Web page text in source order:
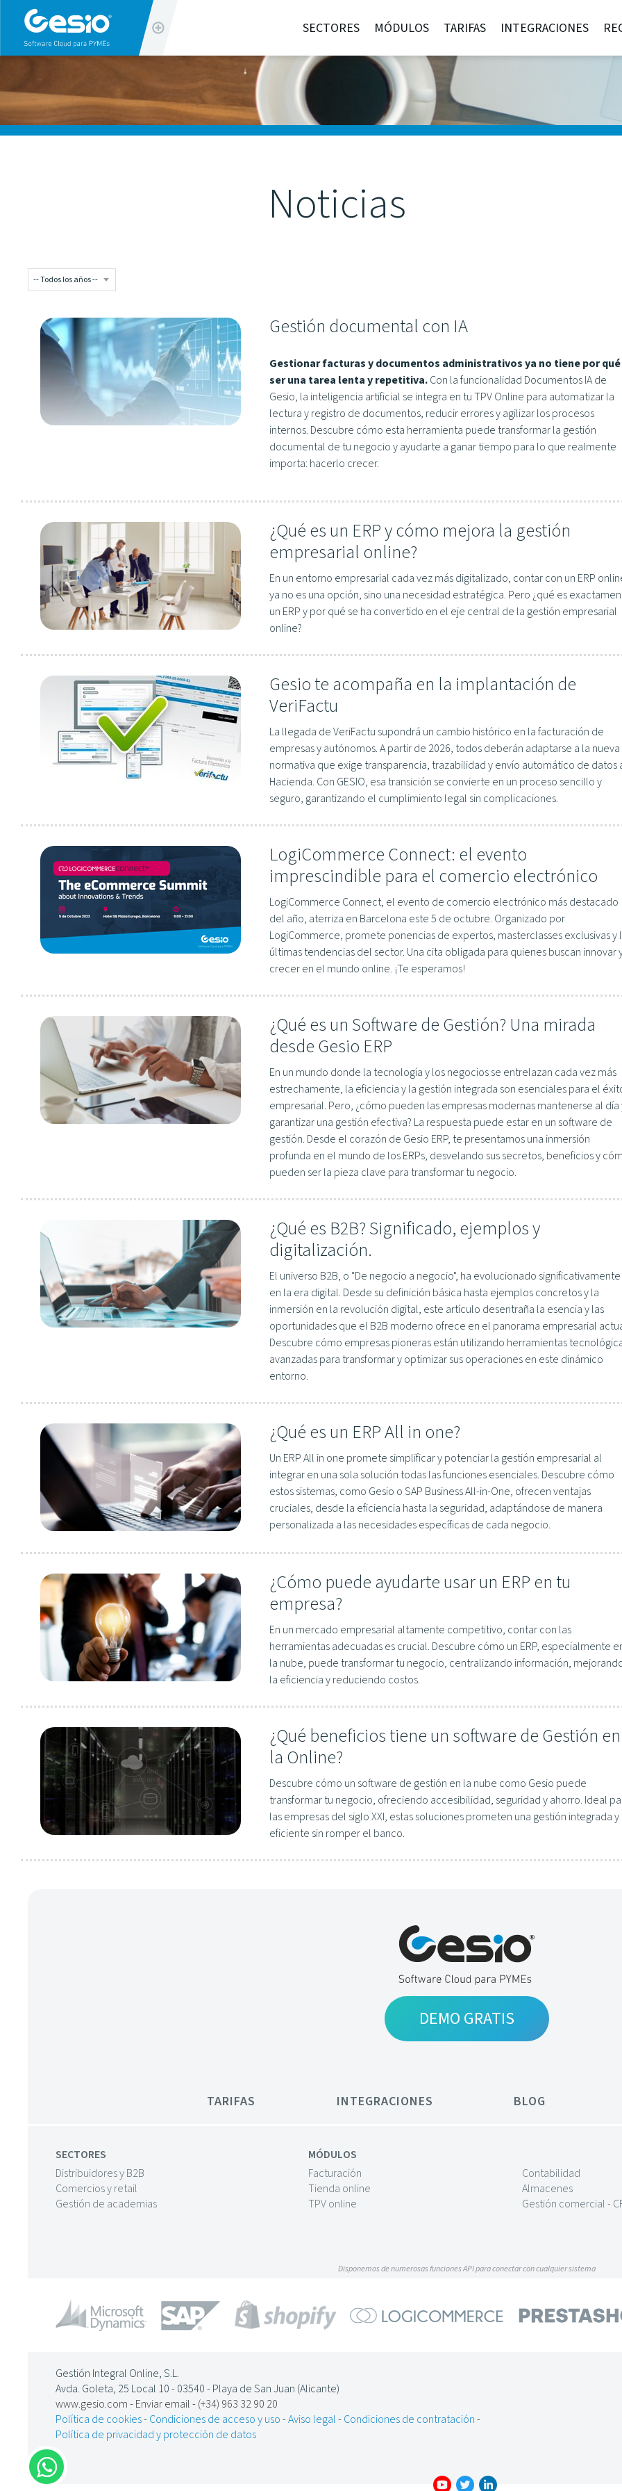
info@gesio.com
(+34) 963 32 90 20
SECTORES MÓDULOS TARIFAS INTEGRACIONES
Noticias
Gestión documental con IA
Gestionar facturas y documentos administrativos ya no tiene por qué
ser una tarea lenta y repetitiva.Con la funcionalidad Documentos IA de
Gesio, la inteligencia artificial se integra en tu TPV Online para automatizar la
lectura y registro de documentos, reducir errores y agilizar los procesos
internos. Descubre cómo esta herramienta puede transformar la gestión
documental de tu negocio y ayudarte a ganar tiempo para lo que realmente
importa: hacerlo crecer.
¿Qué es un ERP y cómo mejora la gestión
empresarial online?
En un entorno empresarial cada vez más digitalizado, contar con un ERP
ya no es una opción, sino una necesidad estratégica. Pero ¿qué es
un ERP y por qué se ha convertido en el eje central de la gestión empresarial
online?
Gesio te acompaña en la implantación de
VeriFactu
La llegada de VeriFactu supondrá un cambio histórico en la facturación de
empresas y autónomos. A partir de 2026, todos deberán adaptarse a la nueva
normativa que exige transparencia, trazabilidad y envío automático de datos
Hacienda. Con GESIO, esa transición se convierte en un proceso sencillo y
seguro, garantizando el cumplimiento legal sin complicaciones.
LogiCommerce Connect: el evento
imprescindible para el comercio electrónico
LogiCommerce Connect, el evento de comercio electrónico más destacado
del año, aterriza en Barcelona este 5 de octubre. Organizado por
LogiCommerce, promete ponencias de expertos, masterclasses exclusivas y
últimas tendencias del sector. Una cita obligada para quienes buscan innovar
crecer en el mundo online. ¡Te esperamos!
¿Qué es un Software de Gestión? Una mirada
desde Gesio ERP
En un mundo donde la tecnología y los negocios se entrelazan cada vez más
estrechamente, la eficiencia y la gestión integrada son esenciales para el
empresarial. Pero, ¿cómo pueden las empresas modernas mantenerse al día
garantizar una gestión efectiva? La respuesta puede estar en un software de
gestión. Desde el corazón de Gesio ERP, te presentamos una inmersión
profunda en el mundo de los ERPs, desvelando sus secretos, beneficios y
pueden ser la pieza clave para transformar tu negocio.
¿Qué es B2B? Significado, ejemplos y
digitalización.
El universo B2B, o "De negocio a negocio", ha evolucionado significativamente
en la era digital. Desde su definición básica hasta ejemplos concretos y la
inmersión en la revolución digital, este artículo desentraña la esencia y las
oportunidades que el B2B moderno ofrece en el panorama empresarial
Descubre cómo empresas pioneras están utilizando herramientas
avanzadas para transformar y optimizar sus operaciones en este dinámico
entorno.
¿Qué es un ERP All in one?
Un ERP All in one promete simplificar y potenciar la gestión empresarial al
integrar en una sola solución todas las funciones esenciales. Descubre cómo
estos sistemas, como Gesio o SAP Business All-in-One, ofrecen ventajas
cruciales, desde la eficiencia hasta la seguridad, adaptándose de manera
personalizada a las necesidades específicas de cada negocio.
¿Cómo puede ayudarte usar un ERP en tu
empresa?
En un mercado empresarial altamente competitivo, contar con las
herramientas adecuadas es crucial. Descubre cómo un ERP, especialmente
la nube, puede transformar tu negocio, centralizando información,
la eficiencia y reduciendo costos.
¿Qué beneficios tiene un software de Gestión en
la Online?
Descubre cómo un software de gestión en la nube como Gesio puede
transformar tu negocio, ofreciendo accesibilidad, seguridad y ahorro. Ideal
las empresas del siglo XXI, estas soluciones prometen una gestión integrada y
eficiente sin romper el banco.
DEMO GRATIS
TARIFAS INTEGRACIONES BLOG
SECTORES
Distribuidores y B2B
Comercios y retail
Gestión de academias
MÓDULOS
Facturación
Tienda online
TPV online
Contabilidad
Almacenes
Gestión comercial -
Disponemos de numerosas funciones API para conectar con cualquier sistema
Gestión Integral Online, S.L.
Avda. Goleta, 25 Local 10 - 03540 - Playa de San Juan (Alicante)
www.gesio.com-Enviar email-(+34) 963 32 90 20
Política de cookies-Condiciones de acceso y uso-Aviso legal-Condiciones de contratación-
Política de privacidad y protección de datos